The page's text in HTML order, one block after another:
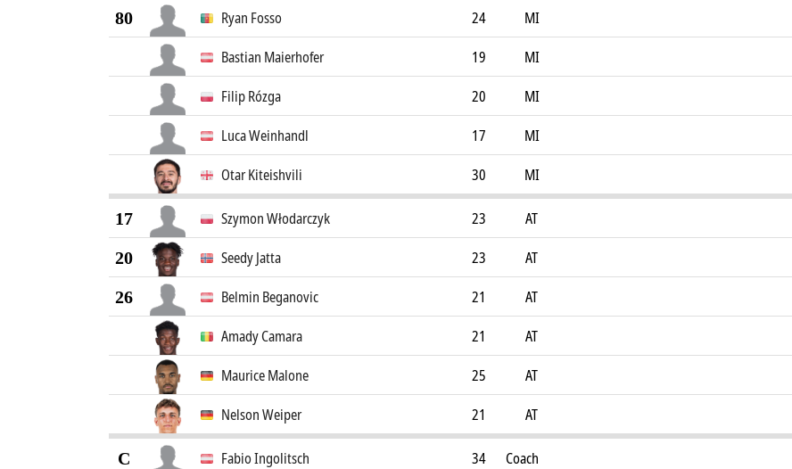
80
Ryan Fosso 24
MI
Bastian Maierhofer
19
MI
Filip Rózga
20
MI
Luca Weinhandl
17
MI
Otar Kiteishvili
30 MI
17 Szymon Włodarczyk 23
AT
20
Seedy Jatta 23
AT
26
Belmin Beganovic 21
AT
Amady Camara
21
AT
Maurice Malone
25
AT
Nelson Weiper
21 AT
C Fabio Ingolitsch 34 Coach